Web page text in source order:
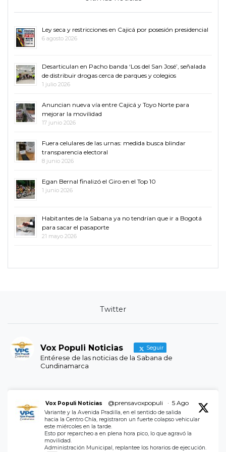
Ley seca y restricciones en Cajicá por posesión presidencial
6 agosto 2026
Desarticulan en Pacho banda ‘Los del San José’, señalada
de distribuir drogas cerca de parques y colegios
1 julio 2026
Anuncian nueva vía entre Cajicá y Toyo Norte para
mejorar la movilidad
17 junio 2026
Fuera celulares de las urnas: medida busca blindar
transparencia electoral
8 junio 2026
Egan Bernal finalizó el Giro en el Top 10
1 junio 2026
Habitantes de la Sabana ya no tendrían que ir a Bogotá
para sacar el pasaporte
21 mayo 2026
Twitter
Vox Populi Noticias Seguir
Entérese de las noticias de la Sabana de
Cundinamarca
Vox Populi Noticias @prensavoxpopuli · 5 Ago
Variante y la Avenida Pradilla, en el sentido de salida
hacia la Centro Chía, registraron un fuerte colapso vehicular
este miércoles en la tarde.
Esto por reparcheo a en plena hora pico, lo que agravó la
movilidad.
Administración Municipal, replantee los horarios de ejecución.